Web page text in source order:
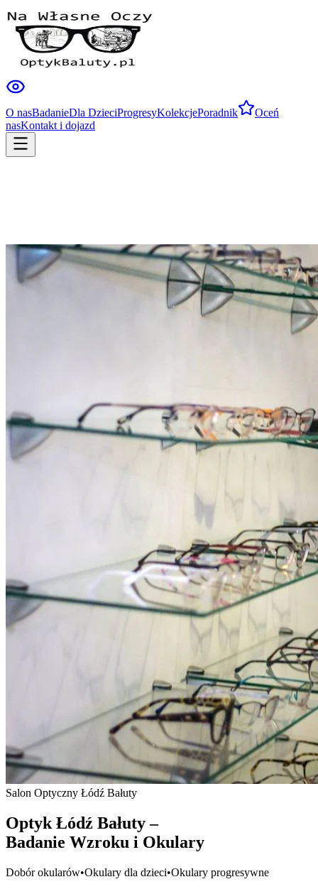
O nasBadanieDla DzieciProgresyKolekcjePoradnik
Oceń
nasKontakt i dojazd
Salon Optyczny Łódź Bałuty
Optyk Łódź Bałuty –
Badanie Wzroku i Okulary
Dobór okularów•Okulary dla dzieci•Okulary progresywne